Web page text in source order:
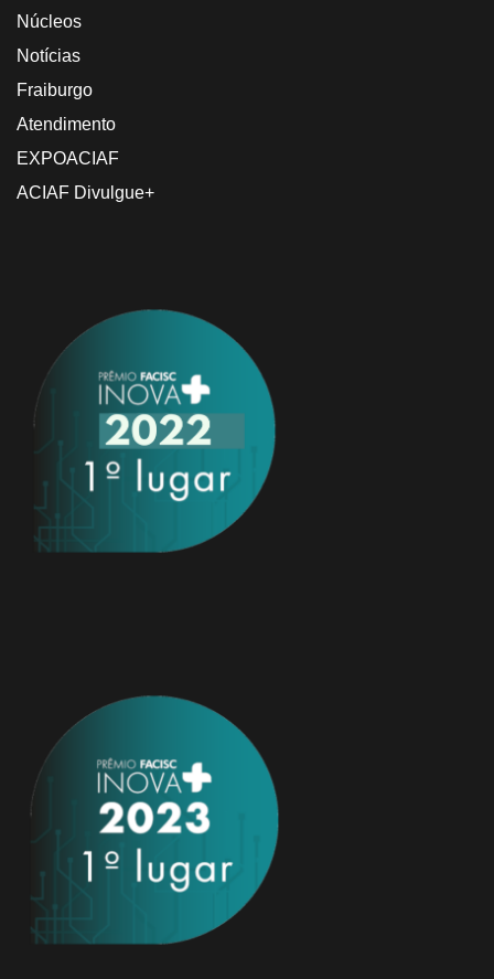
Núcleos
Notícias
Fraiburgo
Atendimento
EXPOACIAF
ACIAF Divulgue+